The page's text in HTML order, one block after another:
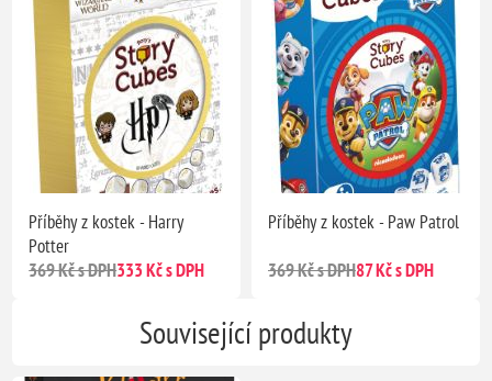
Příběhy z kostek - Harry
Potter
369 Kč s DPH333 Kč s DPH
Příběhy z kostek - Paw Patrol
369 Kč s DPH87 Kč s DPH
Související produkty